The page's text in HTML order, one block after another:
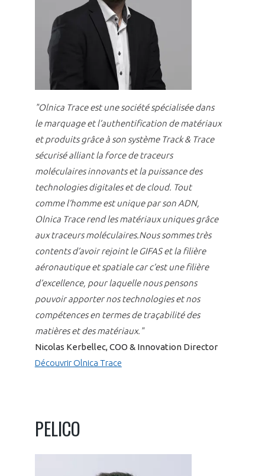
"Olnica Trace est une société spécialisée dans
le marquage et l’authentification de matériaux
et produits grâce à son système Track & Trace
sécurisé alliant la force de traceurs
moléculaires innovants et la puissance des
technologies digitales et de cloud. Tout
comme l’homme est unique par son ADN,
Olnica Trace rend les matériaux uniques grâce
aux traceurs moléculaires.Nous sommes très
contents d’avoir rejoint le GIFAS et la filière
aéronautique et spatiale car c’est une filière
d’excellence, pour laquelle nous pensons
pouvoir apporter nos technologies et nos
compétences en termes de traçabilité des
matières et des matériaux."
Nicolas Kerbellec, COO & Innovation Director
Découvrir Olnica Trace
PELICO